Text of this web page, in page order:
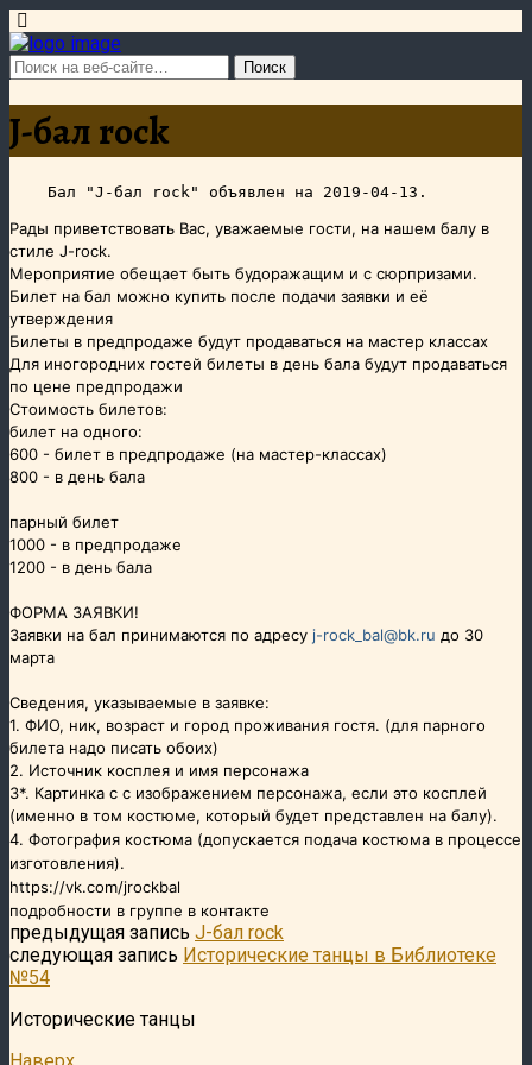
J-бал rock
Рады приветствовать Вас, уважаемые гости, на нашем балу в
стиле J-rock.
Мероприятие обещает быть будоражащим и с сюрпризами.
Билет на бал можно купить после подачи заявки и её
утверждения
Билеты в предпродаже будут продаваться на мастер классах
Для иногородних гостей билеты в день бала будут продаваться
по цене предпродажи
Стоимость билетов:
билет на одного:
600 - билет в предпродаже (на мастер-классах)
800 - в день бала
парный билет
1000 - в предпродаже
1200 - в день бала
ФОРМА ЗАЯВКИ!
Заявки на бал принимаются по адресу j-rock_bal@bk.ru до 30
марта
Сведения, указываемые в заявке:
1. ФИО, ник, возраст и город проживания гостя. (для парного
билета надо писать обоих)
2. Источник косплея и имя персонажа
3*. Картинка с с изображением персонажа, если это косплей
(именно в том костюме, который будет представлен на балу).
4. Фотография костюма (допускается подача костюма в процессе
изготовления).
https://vk.com/jrockbal
подробности в группе в контакте
предыдущая запись J-бал rock
следующая запись Исторические танцы в Библиотеке
№54
Исторические танцы